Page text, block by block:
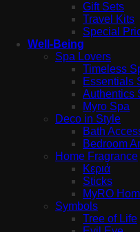
Gift Sets
Travel Kits
Special
Well-Being
Spa Lovers
Timeless
Essentials
Authentics
Myro Spa
Deco in Style
Bath
Bedroom
Home Fragrance
Κεριά
Sticks
MyRO
Symbols
Tree of Life